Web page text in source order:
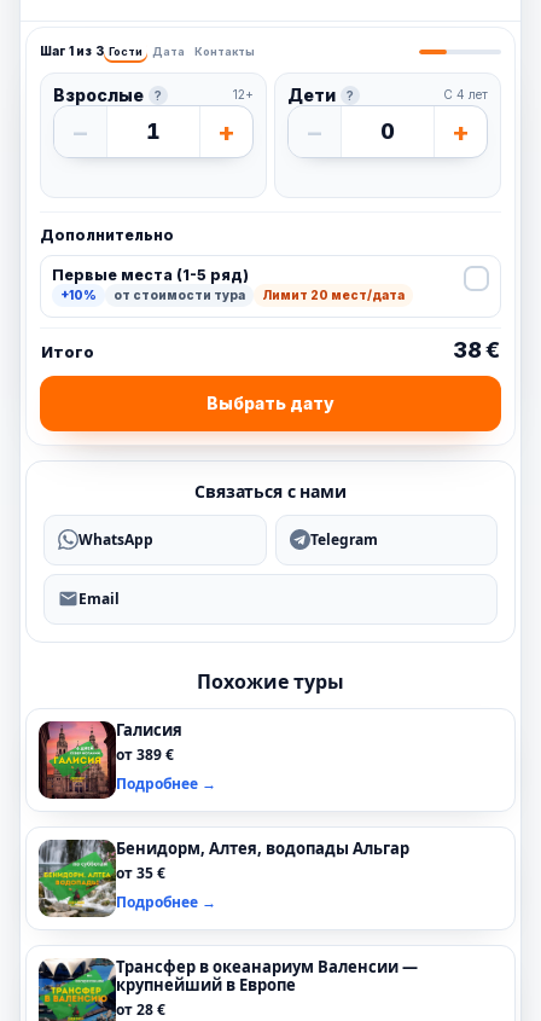
Шаг 1 из 3 Гости Дата Контакты
Взрослые ? 12+
− 1 +
Дети ? С 4 лет
− 0 +
Дополнительно
Первые места (1-5 ряд)
+10% от стоимости тура Лимит 20 мест/дата
Итого 38 €
Выбрать дату
Связаться с нами
WhatsApp Telegram
Email
Похожие туры
Галисия
от 389 €
Подробнее →
Бенидорм, Алтея, водопады Альгар
от 35 €
Подробнее →
Трансфер в океанариум Валенсии —
крупнейший в Европе
от 28 €